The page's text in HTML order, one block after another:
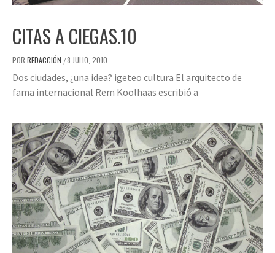
CITAS A CIEGAS.10
POR REDACCIÓN /8 JULIO, 2010
Dos ciudades, ¿una idea? igeteo cultura El arquitecto de
fama internacional Rem Koolhaas escribió a